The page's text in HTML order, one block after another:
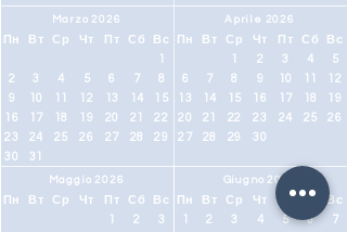
Marzo 2026
Пн Вт Ср Чт Пт Сб
Вс
1
2
3 4 5 6 7
8
9
10 11 12 13 14
15
16
17 18 19 20 21
22
23
24 25 26 27 28
29
30
31
Maggio 2026
Пн Вт Ср Чт Пт Сб
Вс
1
2
3
Aprile 2026
Пн Вт Ср Чт Пт Сб
Вс
1
2 3 4
5
6
7 8 9 10 11
12
13
14 15 16 17 18
19
20
21 22 23 24 25
26
27
28 29 30
Giugno 2026
Пн Вт Ср Чт Пт Сб
Вс
1
2 3 4 5 6
7